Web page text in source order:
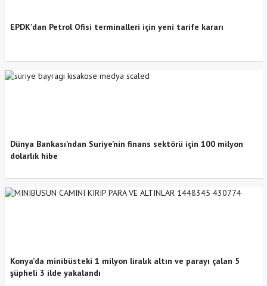
EPDK’dan Petrol Ofisi terminalleri için yeni tarife kararı
Dünya Bankası’ndan Suriye’nin finans sektörü için 100 milyon
dolarlık hibe
Konya’da minibüsteki 1 milyon liralık altın ve parayı çalan 5
şüpheli 3 ilde yakalandı